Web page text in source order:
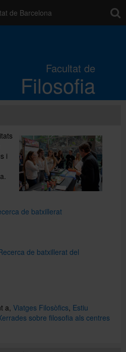
de Barcelona
Facultat de
Filosofia
Estudis
i innovació
Serveis
Mobilitat
externes
Directori
i
de batxillerat
de batxillerat del
a, Viatges Filosòfics Estiu
sobre filosofia als centres